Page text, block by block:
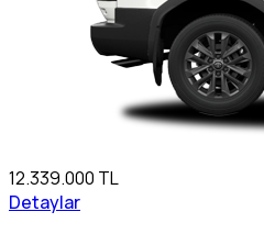
12.339.000 TL
Detaylar